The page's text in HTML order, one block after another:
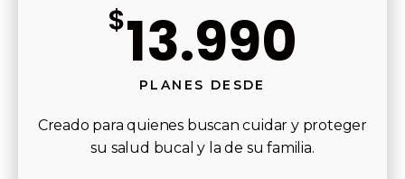
$13.990
PLANES DESDE
Creado para quienes buscan cuidar y proteger
su salud bucal y la de su familia.